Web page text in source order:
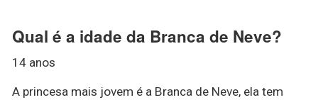
Qual é a idade da Branca de Neve?
14 anos
A princesa mais jovem é a Branca de Neve, ela tem